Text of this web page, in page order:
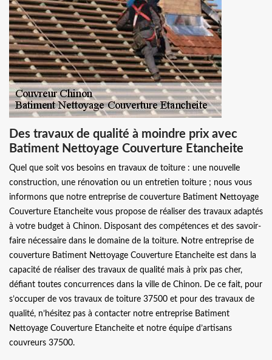
Des travaux de qualité à moindre prix avec
Batiment Nettoyage Couverture Etancheite
Quel que soit vos besoins en travaux de toiture : une nouvelle
construction, une rénovation ou un entretien toiture ; nous vous
informons que notre entreprise de couverture Batiment Nettoyage
Couverture Etancheite vous propose de réaliser des travaux adaptés
à votre budget à Chinon. Disposant des compétences et des savoir-
faire nécessaire dans le domaine de la toiture. Notre entreprise de
couverture Batiment Nettoyage Couverture Etancheite est dans la
capacité de réaliser des travaux de qualité mais à prix pas cher,
défiant toutes concurrences dans la ville de Chinon. De ce fait, pour
s’occuper de vos travaux de toiture 37500 et pour des travaux de
qualité, n’hésitez pas à contacter notre entreprise Batiment
Nettoyage Couverture Etancheite et notre équipe d’artisans
couvreurs 37500.